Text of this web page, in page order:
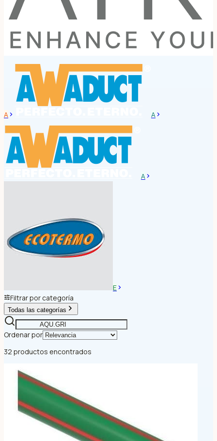
A A
A
E
Filtrar por categoría
Todas las categorías
Ordenar por
32 productos encontrados